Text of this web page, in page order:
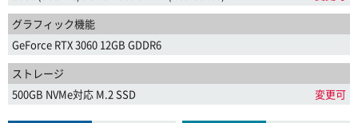
グラフィック機能
GeForce RTX 3060 12GB GDDR6
ストレージ
500GB NVMe対応 M.2 SSD
変更可